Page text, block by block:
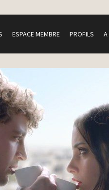
ESPACE MEMBRE PROFILS A